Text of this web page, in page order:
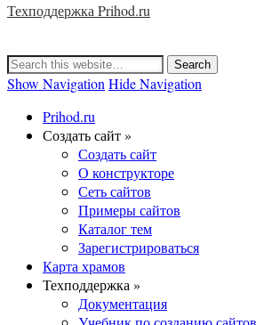
Техподдержка Prihod.ru
Show Navigation Hide Navigation
Prihod.ru
Создать сайт »
Создать сайт
О конструкторе
Сеть сайтов
Примеры сайтов
Каталог тем
Зарегистрироваться
Карта храмов
Техподдержка »
Документация